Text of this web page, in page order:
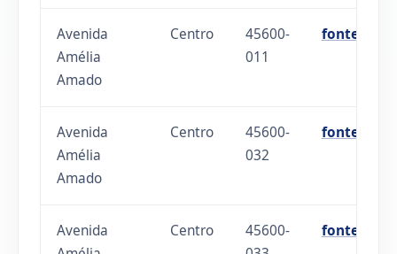
Avenida
Amélia
Amado
Centro
45600-
011
fonte
Avenida
Amélia
Amado
Centro
45600-
032
fonte
Avenida
Centro
45600-
fonte